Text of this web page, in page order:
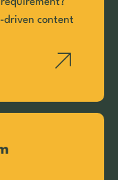
driven content